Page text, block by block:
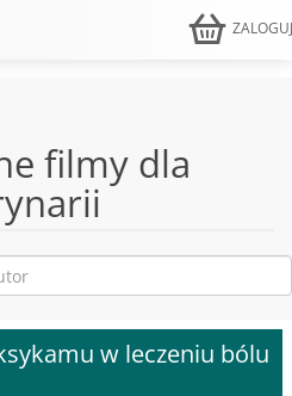
filmy dla
w leczeniu bólu